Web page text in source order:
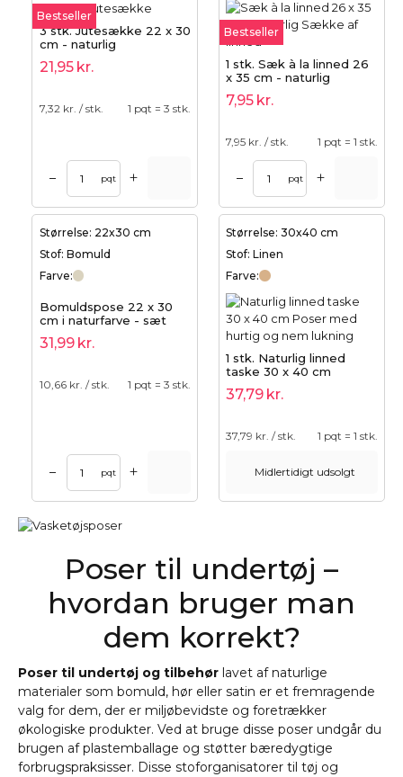
Bestseller
3 stk. Jutesække 22 x 30
cm - naturlig
21,95 kr.
7,32 kr. / stk. 1 pqt = 3 stk.
– pqt +
Bestseller
1 stk. Sæk à la linned 26
x 35 cm - naturlig
7,95 kr.
7,95 kr. / stk. 1 pqt = 1 stk.
– pqt +
Størrelse: 22x30 cm
Stof: Bomuld
Farve:
Bomuldspose 22 x 30
cm i naturfarve - sæt
bomuld
31,99 kr.
10,66 kr. / stk. 1 pqt = 3 stk.
– pqt +
Størrelse: 30x40 cm
Stof: Linen
Farve:
1 stk. Naturlig linned
taske 30 x 40 cm
37,79 kr.
37,79 kr. / stk. 1 pqt = 1 stk.
Midlertidigt udsolgt
Poser til undertøj –
hvordan bruger man
dem korrekt?
Poser til undertøj og tilbehør lavet af naturlige
materialer som bomuld, hør eller satin er et fremragende
valg for dem, der er miljøbevidste og foretrækker
økologiske produkter. Ved at bruge disse poser undgår du
brugen af plastemballage og støtter bæredygtige
forbrugspraksisser. Disse stoforganisatorer til tøj og